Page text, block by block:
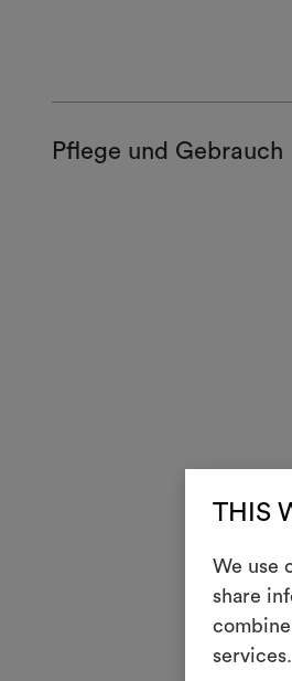
THIS
We use
share
services.
Pflege und Gebrauch